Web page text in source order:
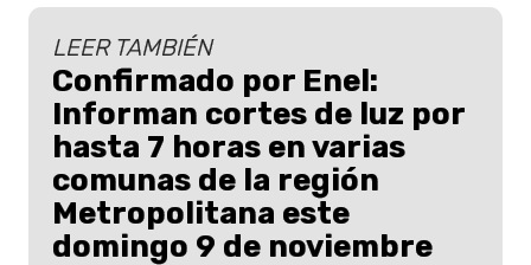
LEER TAMBIÉN
Confirmado por Enel:
Informan cortes de luz por
hasta 7 horas en varias
comunas de la región
Metropolitana este
domingo 9 de noviembre